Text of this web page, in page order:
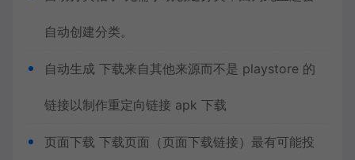
自动创建分类。
自动生成 下载来自其他来源而不是 playstore 的
链接以制作重定向链接 apk 下载
页面下载 下载页面（页面下载链接）最有可能投